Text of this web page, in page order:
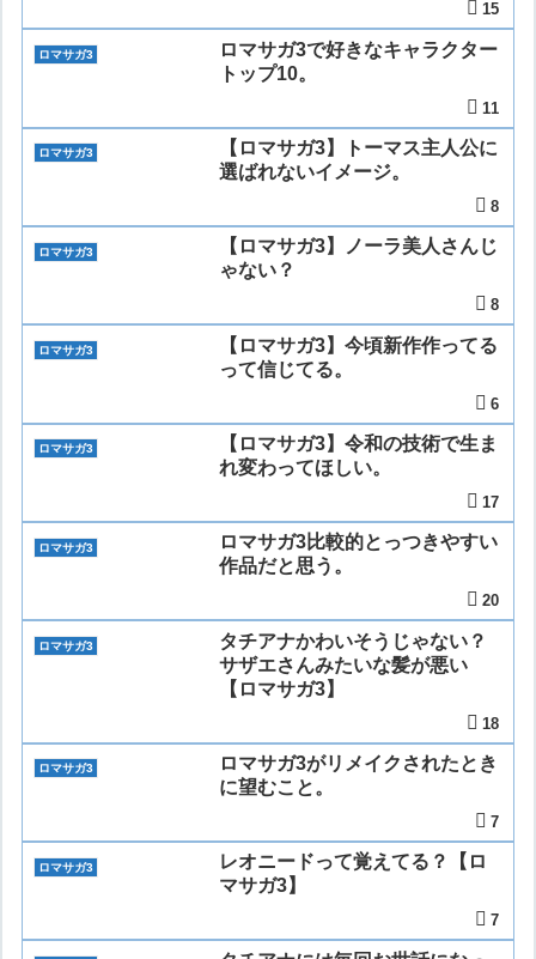
15
ロマサガ3
ロマサガ3で好きなキャラクター
トップ10。
11
ロマサガ3
【ロマサガ3】トーマス主人公に
選ばれないイメージ。
8
ロマサガ3
【ロマサガ3】ノーラ美人さんじ
ゃない？
8
ロマサガ3
【ロマサガ3】今頃新作作ってる
って信じてる。
6
ロマサガ3
【ロマサガ3】令和の技術で生ま
れ変わってほしい。
17
ロマサガ3
ロマサガ3比較的とっつきやすい
作品だと思う。
20
ロマサガ3
タチアナかわいそうじゃない？
サザエさんみたいな髪が悪い
【ロマサガ3】
18
ロマサガ3
ロマサガ3がリメイクされたとき
に望むこと。
7
ロマサガ3
レオニードって覚えてる？【ロ
マサガ3】
7